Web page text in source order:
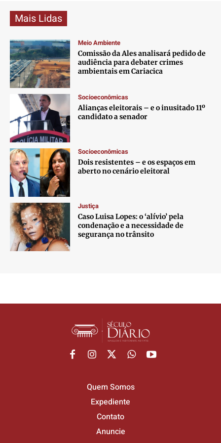
Mais Lidas
Meio Ambiente
Comissão da Ales analisará pedido de
audiência para debater crimes
ambientais em Cariacica
Socioeconômicas
Alianças eleitorais – e o inusitado 11º
candidato a senador
Socioeconômicas
Dois resistentes – e os espaços em
aberto no cenário eleitoral
Justiça
Caso Luisa Lopes: o ‘alívio’ pela
condenação e a necessidade de
segurança no trânsito
Quem Somos
Expediente
Contato
Anuncie